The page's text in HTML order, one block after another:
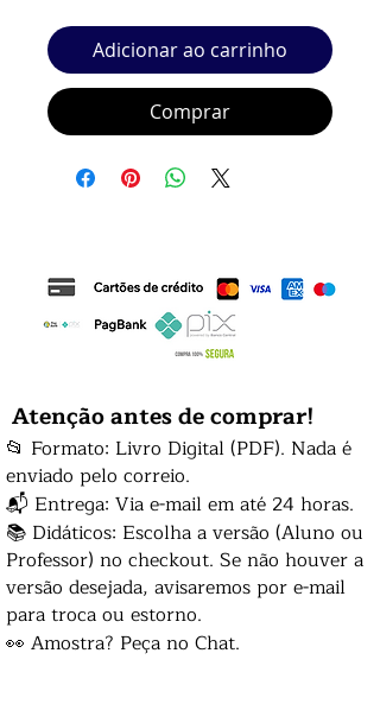
Adicionar ao carrinho
Comprar
Atenção antes de comprar!
📂 Formato: Livro Digital (PDF). Nada é
enviado pelo correio.
📬 Entrega: Via e-mail em até 24 horas.
📚 Didáticos: Escolha a versão (Aluno ou
Professor) no checkout. Se não houver a
versão desejada, avisaremos por e-mail
para troca ou estorno.
👀 Amostra? Peça no Chat.